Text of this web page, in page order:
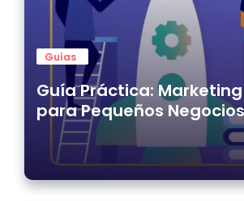
Guías
Guía Práctica:
para Pequeños Negocios